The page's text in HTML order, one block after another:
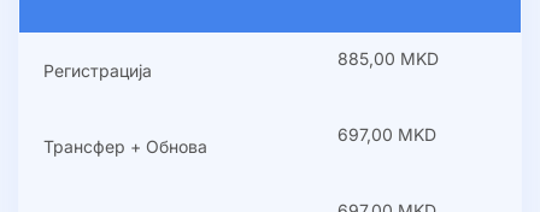
Регистрација
885,00 MKD
Трансфер + Обнова
697,00 MKD